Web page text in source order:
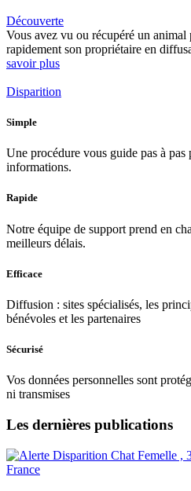
Découverte
Vous avez vu ou récupéré un
rapidement son propriétaire en
savoir plus
Disparition
Simple
Une procédure vous guide pas à pas
informations.
Rapide
Notre équipe de support prend en
meilleurs délais.
Efficace
Diffusion : sites spécialisés, les
bénévoles et les partenaires
Sécurisé
Vos données personnelles sont
ni transmises
Les dernières publications